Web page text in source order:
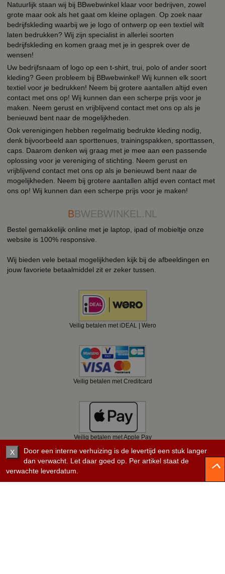
Natuurlijk staan wij bij BBwebwinkel klaar voor bedrijven, zowel
grote maar ook als het gaat om kleine oplagen. Op zoek naar
bedrijfskleding waarbij we je logo of ontwerp op een textiel wilt
laten bedrukken? Wij zijn specialist in allerlei soorten
bedrijfskleding en komen graag met je in gesprek over de
wensen!
Uw bedrijfsnaam of logo op een t-shirt, trui, polo of ander soort
kleding? Geen probleem bij BBwebwinkel! Wij kunnen elk soort
textiel voor je bedrukken! Neem bij grotere aantallen altijd even
contact met ons op! Wij kunnen dan een scherpe prijs voor je
maken. Neem gerust en vrijblijvend contact met ons op als je
benieuwd bent naar de mogelijkheden.
Ook verenigingen hebben regelmatig bedrukte kleding nodig,
denk bijvoorbeeld aan sporttenues, trainingspakken, sporttassen,
caps. Daarom denken wij graag met je mee aan een passende
oplossing voor je vereniging of stichting. Neem gerust en
vrijblijvend contact met ons op als je benieuwd bent naar de
mogelijkheden. Neem bij grotere aantallen altijd even contact met
ons op! Wij kunnen dan een scherpe prijs voor je maken!
BBWEBWINKEL.NL
Bestel gemakkelijk online met je laptop, ipad of mobieltje onze
website is 100% responsive.
Wij bieden vele betaal mogelijkheden kijk bij de afbeeldingen en
jouw favoriete betaalmiddel zit er zeker tussen.
Veilig betalen met iDEAL | Wero
Veilig betalen met Creditcard
Veilig betalen met Apple Pay
X
Door een interne verhuizing is de levertijd een stuk langer
dan verwacht. Let daar goed op. Per artikel staat de
verwachte leverdatum.